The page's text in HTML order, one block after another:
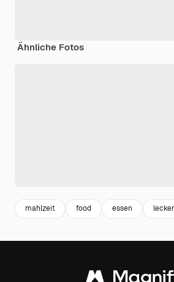
Ähnliche Fotos
mahlzeit food essen lecker